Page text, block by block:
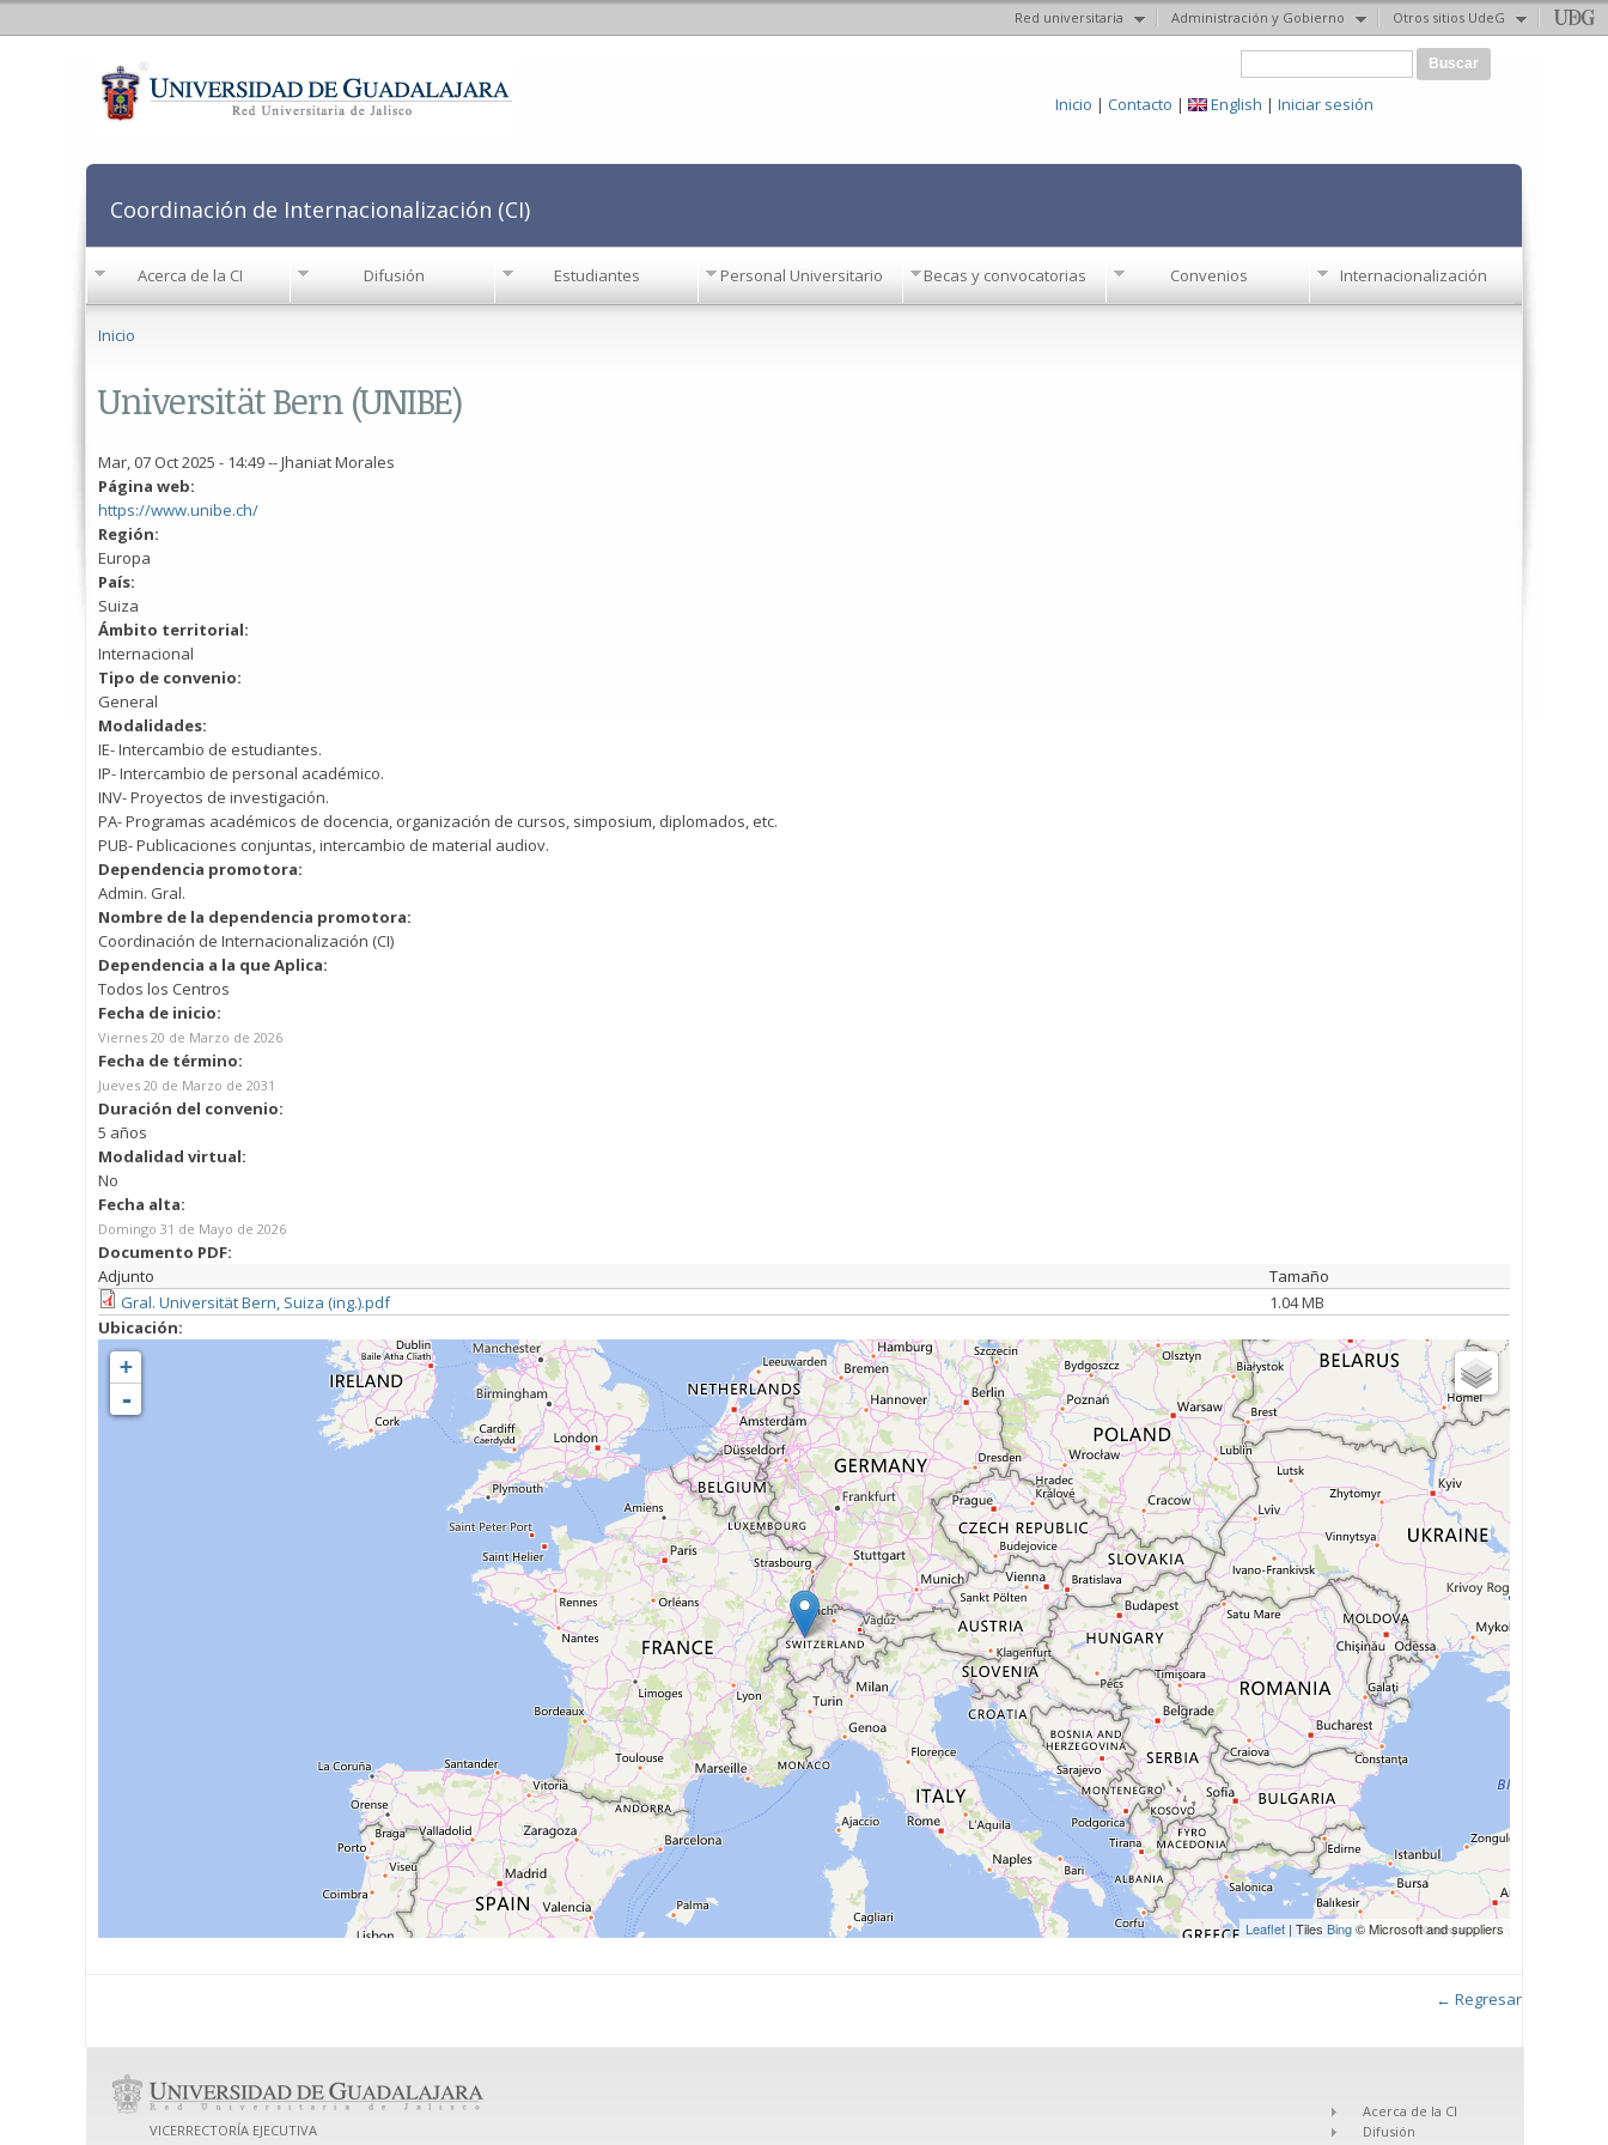
Red universitaria Administración y Gobierno Otros sitios UdeG
Formulario de búsqueda
Inicio | Contacto | English | Iniciar sesión
Coordinación de Internacionalización (CI)
Acerca de la CI Difusión Estudiantes Personal Universitario Becas y convocatorias Convenios Internacionalización
Se encuentra usted aquí
Inicio
Universität Bern (UNIBE)
Mar, 07 Oct 2025 - 14:49--Jhaniat Morales
Página web:
https://www.unibe.ch/
Región:
Europa
País:
Suiza
Ámbito territorial:
Internacional
Tipo de convenio:
General
Modalidades:
IE- Intercambio de estudiantes.
IP- Intercambio de personal académico.
INV- Proyectos de investigación.
PA- Programas académicos de docencia, organización de cursos, simposium, diplomados, etc.
PUB- Publicaciones conjuntas, intercambio de material audiov.
Dependencia promotora:
Admin. Gral.
Nombre de la dependencia promotora:
Coordinación de Internacionalización (CI)
Dependencia a la que Aplica:
Todos los Centros
Fecha de inicio:
Viernes 20 de Marzo de 2026
Fecha de término:
Jueves 20 de Marzo de 2031
Duración del convenio:
5 años
Modalidad virtual:
No
Fecha alta:
Domingo 31 de Mayo de 2026
Documento PDF:
Adjunto
Tamaño
Gral. Universität Bern, Suiza (ing.).pdf
1.04 MB
Ubicación:
+
-
Leaflet | Tiles Bing© Microsoft and suppliers
← Regresar
VICERRECTORÍA EJECUTIVA
Acerca de la CI
Difusión